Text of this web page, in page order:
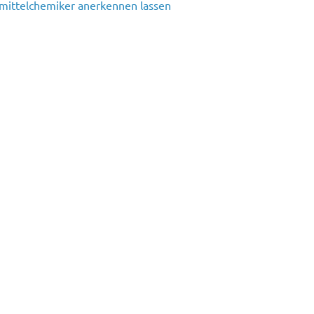
anerkennen lassen